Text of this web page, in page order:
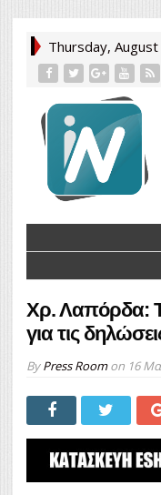
Thursday,
Χρ. Λαπόρδα:
για τις
ByPress Roomon 16